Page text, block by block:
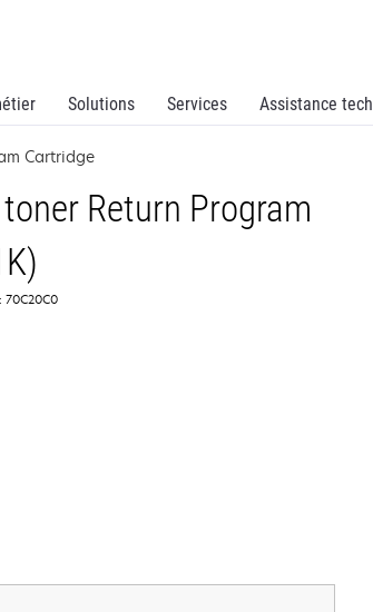
Solutions Services Assistance
Cartridge
Return Program
70C20C0